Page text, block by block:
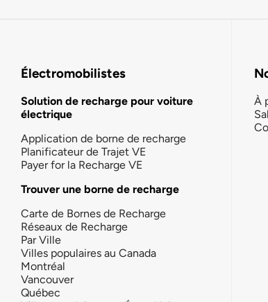
Électromobilistes
Solution de recharge pour voiture
électrique
Application de borne de recharge
Planificateur de Trajet VE
Payer for la Recharge VE
Trouver une borne de recharge
Carte de Bornes de Recharge
Réseaux de Recharge
Par Ville
Villes populaires au Canada
Montréal
Vancouver
Québec
À